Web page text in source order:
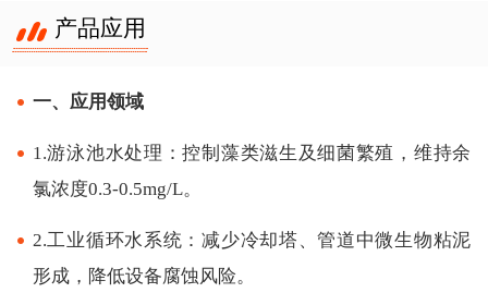
产品应用
一、应用领域
1.游泳池水处理：控制藻类滋生及细菌繁殖，维持余
氯浓度0.3-0.5mg/L。
2.工业循环水系统：减少冷却塔、管道中微生物粘泥
形成，降低设备腐蚀风险。